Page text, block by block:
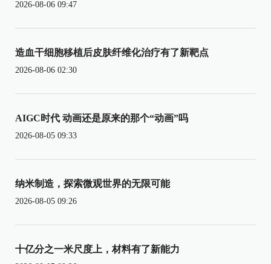
2026-08-06 09:47
造血干细胞移植后皮肤纤维化治疗有了新靶点
2026-08-06 02:30
AIGC时代 动画还是原来的那个“动画”吗
2026-08-05 09:33
纳米制造，探索微观世界的无限可能
2026-08-05 09:26
十亿分之一米尺度上，材料有了新能力